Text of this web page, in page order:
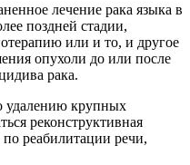
лечение рака языка в
поздней стадии,
или и то, и другое
опухоли до или после
рака.
крупных
реконструктивная
реабилитации речи,